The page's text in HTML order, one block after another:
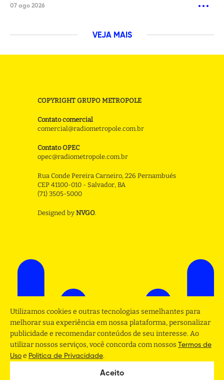
07 ago 2026
VEJA MAIS
COPYRIGHT GRUPO METROPOLE
Contato comercial
comercial@radiometropole.com.br
Contato OPEC
opec@radiometropole.com.br
Rua Conde Pereira Carneiro, 226 Pernambués
CEP 41100-010 - Salvador, BA
(71) 3505-5000
Designed by NVGO.
Utilizamos cookies e outras tecnologias semelhantes para
melhorar sua experiência em nossa plataforma, personalizar
publicidade e recomendar conteúdos de seu interesse. Ao
utilizar nossos serviços, você concorda com nossos Termos de
Uso e Politica de Privacidade.
Aceito